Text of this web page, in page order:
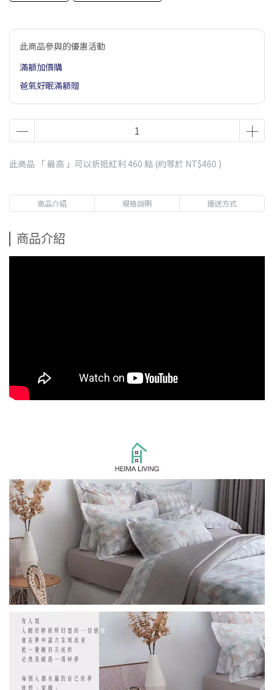
此商品參與的優惠活動
滿額加價購
爸氣好眠滿額贈
此商品 「 最高 」可以折抵紅利 460 點 (約等於 NT$460 )
商品介紹 規格說明 運送方式
商品介紹